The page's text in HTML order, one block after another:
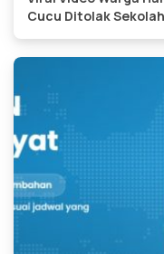
Cucu Ditolak